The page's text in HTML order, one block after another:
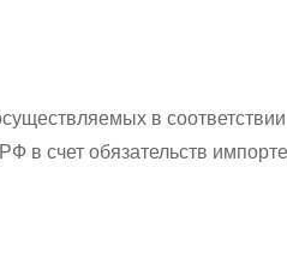
в
в счет обязательств